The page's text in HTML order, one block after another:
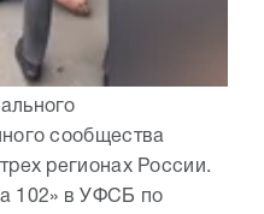
сообщества
регионах России.
102» в УФСБ по